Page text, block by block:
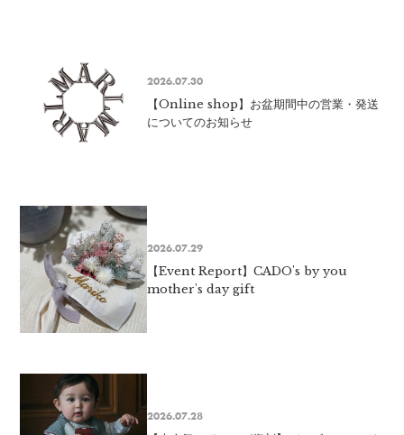
2026.07.30
【Online shop】お盆期間中の営業・発送
についてのお知らせ
2026.07.29
【Event Report】CADO's by you
mother's day gift
2026.07.28